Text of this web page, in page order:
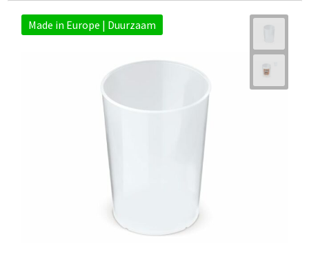
Made in Europe | Duurzaam